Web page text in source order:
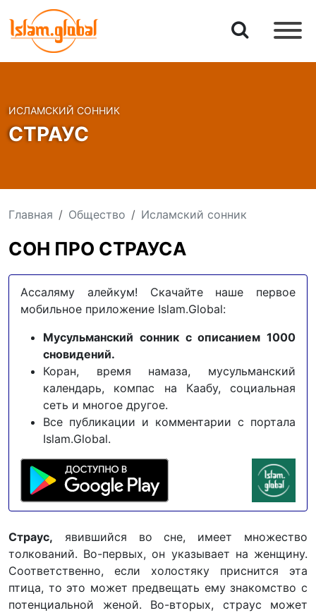
ИСЛАМСКИЙ СОННИК
СТРАУС
Главная Общество Исламский сонник
СОН ПРО СТРАУСА
Ассаляму алейкум! Скачайте наше первое
мобильное приложение Islam.Global:
Мусульманский сонник с описанием 1000
сновидений.
Коран, время намаза, мусульманский
календарь, компас на Каабу, социальная
сеть и многое другое.
Все публикации и комментарии с портала
Islam.Global.
Страус, явившийся во сне, имеет множество
толкований. Во-первых, он указывает на женщину.
Соответственно, если холостяку приснится эта
птица, то это может предвещать ему знакомство с
потенциальной женой. Во-вторых, страус может